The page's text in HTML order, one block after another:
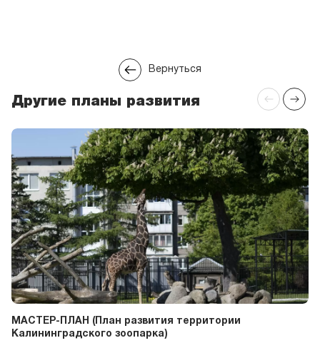
Вернуться
Другие планы развития
МАСТЕР-ПЛАН (План развития территории
Калининградского зоопарка)